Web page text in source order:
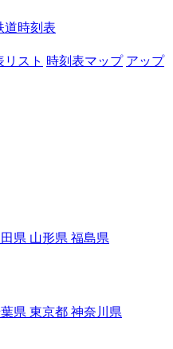
道時刻表
リスト 時刻表マップ アップ
県 山形県 福島県
県 東京都 神奈川県